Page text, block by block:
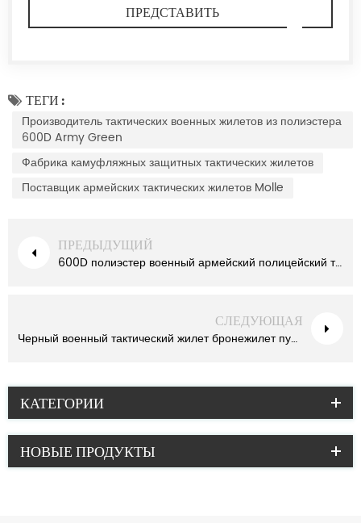
ТЕГИ :
Производитель тактических военных жилетов из полиэстера
600D Army Green
Фабрика камуфляжных защитных тактических жилетов
Поставщик армейских тактических жилетов Molle
ПРЕДЫДУЩИЙ
600D полиэстер военный армейский полицейский тактический жилет
СЛЕДУЮЩАЯ
Черный военный тактический жилет бронежилет пуленепробиваемый
КАТЕГОРИИ
НОВЫЕ ПРОДУКТЫ